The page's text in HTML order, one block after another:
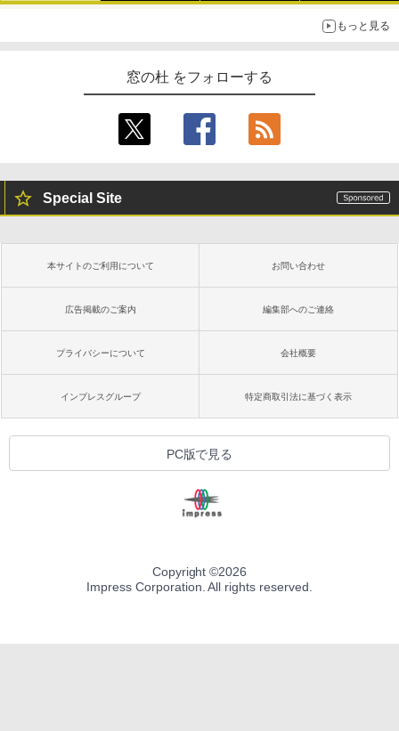
もっと見る
窓の杜 をフォローする
Special Site
本サイトのご利用について お問い合わせ
広告掲載のご案内 編集部へのご連絡
プライバシーについて 会社概要
インプレスグループ 特定商取引法に基づく表示
PC版で見る
Copyright ©2026
Impress Corporation. All rights reserved.